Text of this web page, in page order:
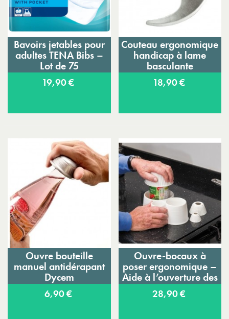
Bavoirs jetables pour
adultes TENA Bibs –
Lot de 75
19,90 €
Couteau ergonomique
handicap à lame
basculante
18,90 €
Ouvre bouteille
manuel antidérapant
Dycem
6,90 €
Ouvre-bocaux à
poser ergonomique –
Aide à l’ouverture des
bocaux
28,90 €